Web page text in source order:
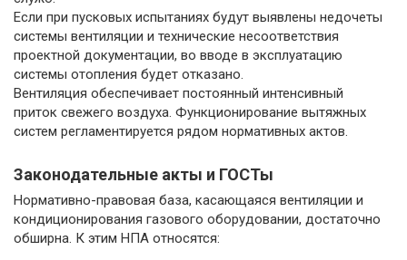
Если при пусковых испытаниях будут выявлены недочеты
системы вентиляции и технические несоответствия
проектной документации, во вводе в эксплуатацию
системы отопления будет отказано.
Вентиляция обеспечивает постоянный интенсивный
приток свежего воздуха. Функционирование вытяжных
систем регламентируется рядом нормативных актов.
Законодательные акты и ГОСТы
Нормативно-правовая база, касающаяся вентиляции и
кондиционирования газового оборудовании, достаточно
обширна. К этим НПА относятся: